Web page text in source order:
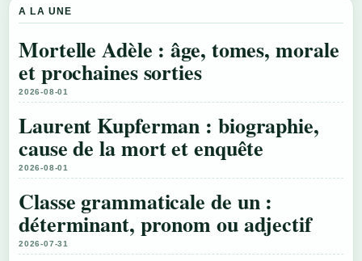
A LA UNE
Mortelle Adèle : âge, tomes, morale
et prochaines sorties
2026-08-01
Laurent Kupferman : biographie,
cause de la mort et enquête
2026-08-01
Classe grammaticale de un :
déterminant, pronom ou adjectif
2026-07-31